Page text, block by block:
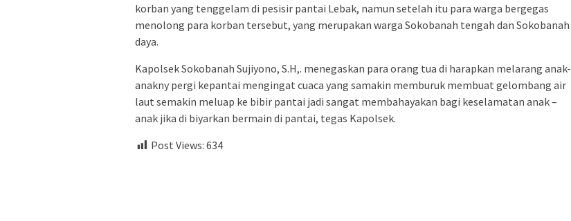
korban yang tenggelam di pesisir pantai Lebak, namun setelah itu para warga bergegas
menolong para korban tersebut, yang merupakan warga Sokobanah tengah dan Sokobanah
daya.
Kapolsek Sokobanah Sujiyono, S.H,. menegaskan para orang tua di harapkan melarang anak-
anakny pergi kepantai mengingat cuaca yang samakin memburuk membuat gelombang air
laut semakin meluap ke bibir pantai jadi sangat membahayakan bagi keselamatan anak –
anak jika di biyarkan bermain di pantai, tegas Kapolsek.
Post Views: 634